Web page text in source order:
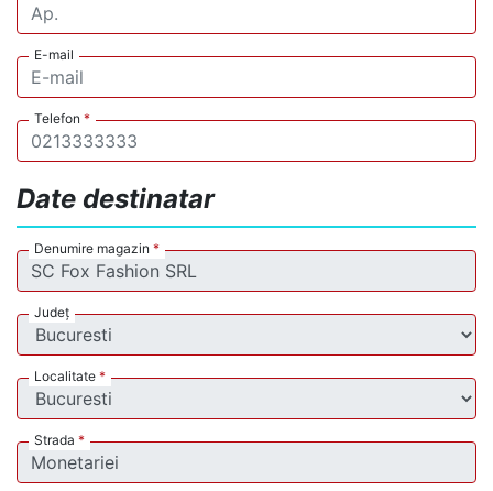
E-mail
Telefon *
Date destinatar
Denumire magazin *
Județ
Localitate *
Strada *